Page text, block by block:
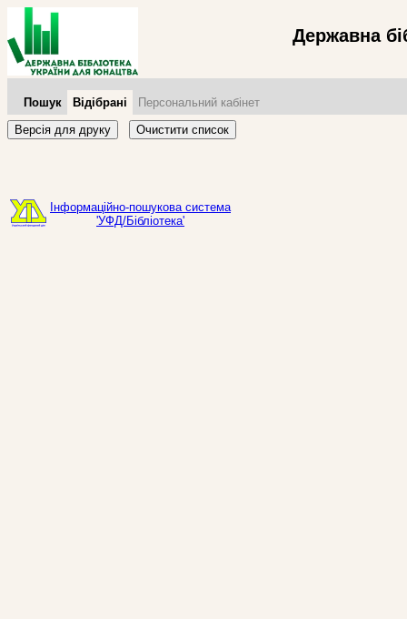
Державна
Пошук Відібрані
Персональний кабінет
Версія для друку
Очистити список
Інформаційно-пошукова система
'УФД/Бібліотека'